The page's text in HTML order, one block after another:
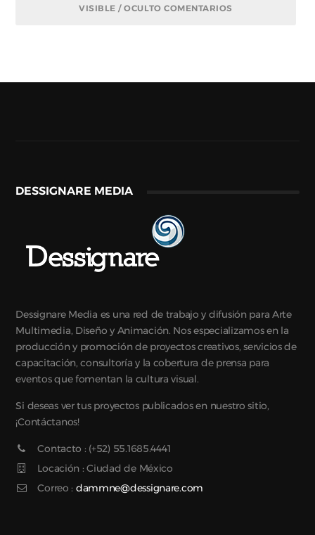
VISIBLE / OCULTO COMENTARIOS
DESSIGNARE MEDIA
Dessignare Media es una red de trabajo y difusión para Arte
Multimedia, Diseño y Animación. Nos especializamos en la
producción y promoción de proyectos creativos, servicios de
capacitación, consultoría y la cobertura de prensa para
eventos que fomentan la cultura visual.
Si deseas ver tus proyectos publicados en nuestro sitio,
¡Contáctanos!
Contacto : (+52) 55.1685.4441
Locación : Ciudad de México
Correo : dammne@dessignare.com